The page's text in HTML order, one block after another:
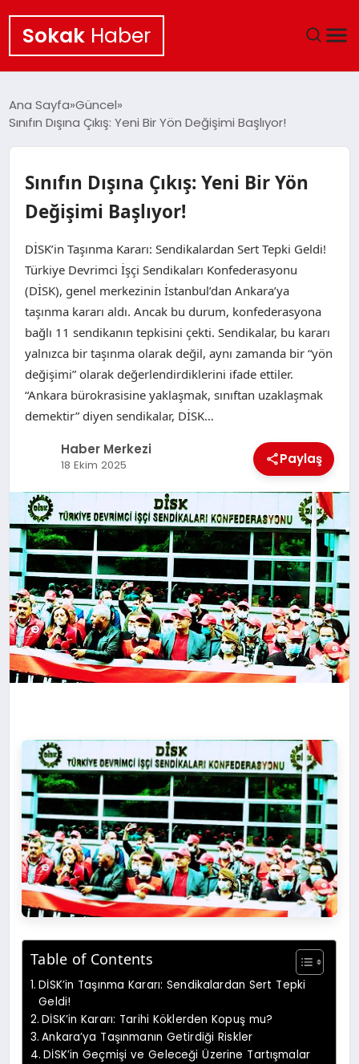
Sokak Haber
EKONOMI
POLITIKA
GÜNCEL
KÜLTÜR SANAT
SAĞLIK
TEKNOLOJI
Ana Sayfa Güncel
Sınıfın Dışına Çıkış: Yeni Bir Yön Değişimi Başlıyor!
Sınıfın Dışına Çıkış: Yeni Bir Yön
Değişimi Başlıyor!
DİSK’in Taşınma Kararı: Sendikalardan Sert Tepki Geldi!
Türkiye Devrimci İşçi Sendikaları Konfederasyonu
(DİSK), genel merkezinin İstanbul’dan Ankara’ya
taşınma kararı aldı. Ancak bu durum, konfederasyona
bağlı 11 sendikanın tepkisini çekti. Sendikalar, bu kararı
yalnızca bir taşınma olarak değil, aynı zamanda bir “yön
değişimi” olarak değerlendirdiklerini ifade ettiler.
“Ankara bürokrasisine yaklaşmak, sınıftan uzaklaşmak
demektir” diyen sendikalar, DİSK…
Haber Merkezi
18 Ekim 2025 Paylaş
Table of Contents
DİSK’in Taşınma Kararı: Sendikalardan Sert Tepki
Geldi!
DİSK’in Kararı: Tarihi Köklerden Kopuş mu?
Ankara’ya Taşınmanın Getirdiği Riskler
DİSK’in Geçmişi ve Geleceği Üzerine Tartışmalar